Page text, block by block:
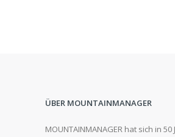
ÜBER MOUNTAINMANAGER
MOUNTAINMANAGER hat sich in